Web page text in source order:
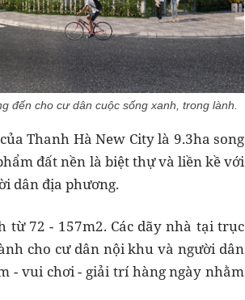
đến cho cư dân cuộc sống xanh, trong lành.
Thanh Hà New City là 9.3ha song
đất nền là biệt thự và liền kề với
dân địa phương.
từ 72 - 157m2. Các dãy nhà tại trục
cho cư dân nội khu và người dân
- vui chơi - giải trí hàng ngày nhằm